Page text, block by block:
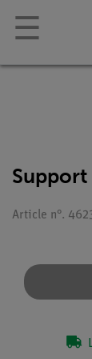
☰
Support
Article n°.